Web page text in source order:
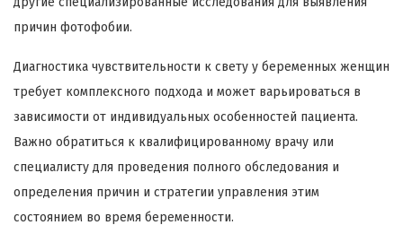
причин фотофобии.
Диагностика чувствительности к свету у беременных женщин
требует комплексного подхода и может варьироваться в
зависимости от индивидуальных особенностей пациента.
Важно обратиться к квалифицированному врачу или
специалисту для проведения полного обследования и
определения причин и стратегии управления этим
состоянием во время беременности.